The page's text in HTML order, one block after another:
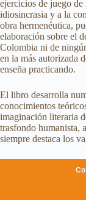
ejercicios de juego
idiosincrasia y a la
obra hermenéutica,
elaboración sobre el
Colombia ni de
en la más autorizada
enseña practicando.
El libro desarrolla
conocimientos
imaginación literaria
trasfondo humanista,
siempre destaca los